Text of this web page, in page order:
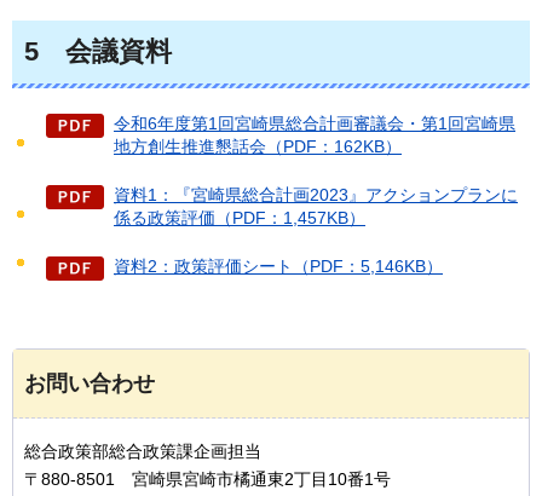
5 会議資料
令和6年度第1回宮崎県総合計画審議会・第1回宮崎県
地方創生推進懇話会（PDF：162KB）
資料1：『宮崎県総合計画2023』アクションプランに
係る政策評価（PDF：1,457KB）
資料2：政策評価シート（PDF：5,146KB）
お問い合わせ
総合政策部総合政策課企画担当
〒880-8501 宮崎県宮崎市橘通東2丁目10番1号